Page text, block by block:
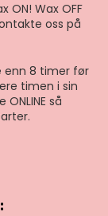
ON! Wax OFF
oss på
enn 8 timer før
timen i sin
så